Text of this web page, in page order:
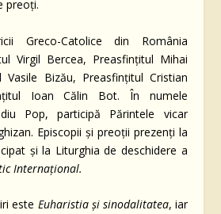
preoți.
Greco-Catolice din România
Virgil Bercea, Preasfințitul Mihai
Vasile Bizău, Preasfințitul Cristian
Ioan Călin Bot. În numele
Pop, participă Părintele vicar
Episcopii și preoții prezenți la
și la Liturghia de deschidere a
Internațional.
este Euharistia și sinodalitatea, iar